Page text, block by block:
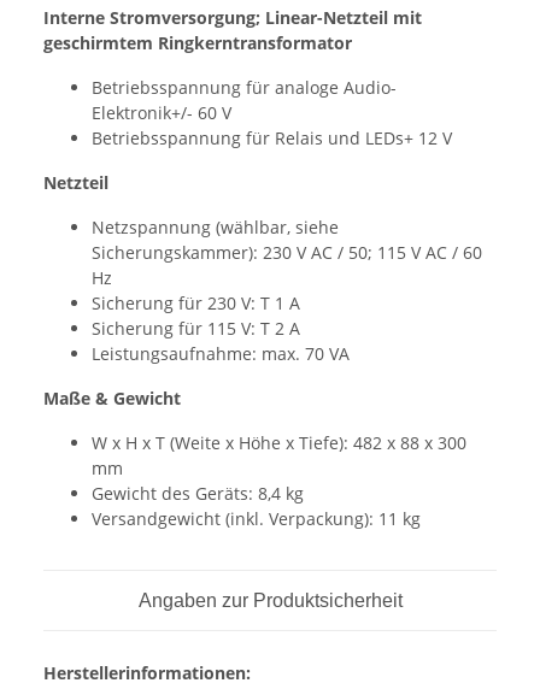
Interne Stromversorgung; Linear-Netzteil mit
geschirmtem Ringkerntransformator
Betriebsspannung für analoge Audio-
Elektronik+/- 60 V
Betriebsspannung für Relais und LEDs+ 12 V
Netzteil
Netzspannung (wählbar, siehe
Sicherungskammer): 230 V AC / 50; 115 V AC / 60
Hz
Sicherung für 230 V: T 1 A
Sicherung für 115 V: T 2 A
Leistungsaufnahme: max. 70 VA
Maße & Gewicht
W x H x T (Weite x Höhe x Tiefe): 482 x 88 x 300
mm
Gewicht des Geräts: 8,4 kg
Versandgewicht (inkl. Verpackung): 11 kg
Angaben zur Produktsicherheit
Herstellerinformationen: